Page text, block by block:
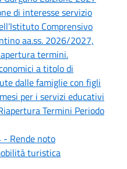
di interesse servizio
Comprensivo
aa.ss. 2026/2027,
termini.
a titolo di
dalle famiglie con figli
per i servizi educativi
Termini Periodo
- Rende noto
turistica